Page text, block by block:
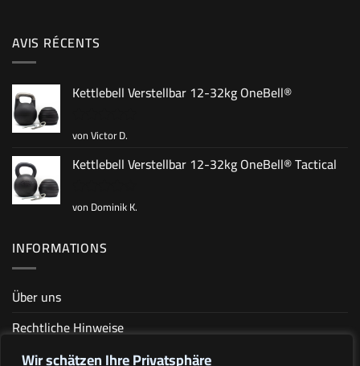
Wir schätzen Ihre Privatsphäre
AVIS RÉCENTS
Kettlebell Verstellbar 12-32kg OneBell®
Bewertet
5
von Victor D.
Kettlebell Verstellbar 12-32kg OneBell® Tactical
Bewertet
von Dominik K.
INFORMATIONS
Über uns
Rechtliche Hinweise
Allgemeine Geschäftsbedingungen